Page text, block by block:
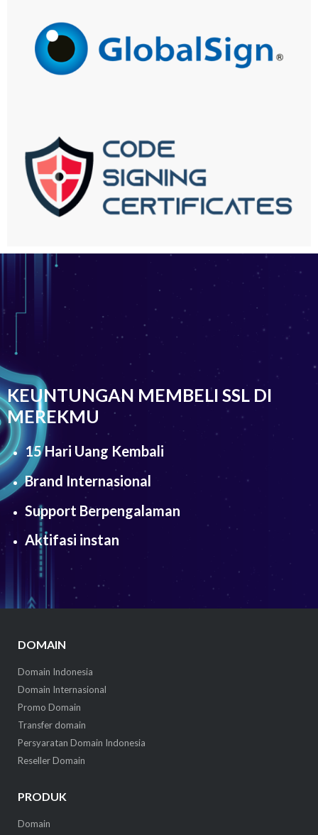
KEUNTUNGAN MEMBELI SSL DI
MEREKMU
15 Hari Uang Kembali
Brand Internasional
Support Berpengalaman
Aktifasi instan
DOMAIN
Domain Indonesia
Domain Internasional
Promo Domain
Transfer domain
Persyaratan Domain Indonesia
Reseller Domain
PRODUK
Domain